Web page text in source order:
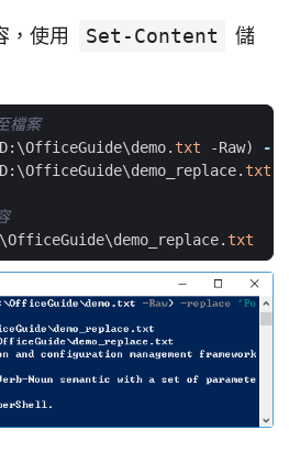
，使用 Set-Content
儲
檔案
D: \OfficeGuide\demo. txt -Raw)
-
D: \OfficeGuide\demo_replace. txt
\OfficeGuide\demo_replace. txt